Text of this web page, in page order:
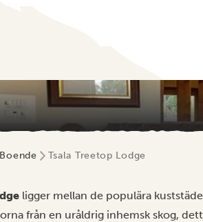
Boende Tsala Treetop Lodge
ligger mellan de populära
från en uråldrig inhemsk skog,